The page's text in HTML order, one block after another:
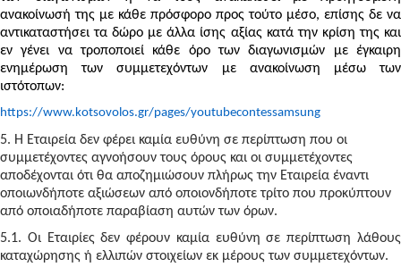
ανακοίνωσή της με κάθε πρόσφορο προς τούτο μέσο, επίσης δε να
αντικαταστήσει τα δώρο με άλλα ίσης αξίας κατά την κρίση της και
εν γένει να τροποποιεί κάθε όρο των διαγωνισμών με έγκαιρη
ενημέρωση των συμμετεχόντων με ανακοίνωση μέσω των
ιστότοπων:
https://www.kotsovolos.gr/pages/youtubecontessamsung
5. Η Εταιρεία δεν φέρει καμία ευθύνη σε περίπτωση που οι
συμμετέχοντες αγνοήσουν τους όρους και οι συμμετέχοντες
αποδέχονται ότι θα αποζημιώσουν πλήρως την Εταιρεία έναντι
οποιωνδήποτε αξιώσεων από οποιονδήποτε τρίτο που προκύπτουν
από οποιαδήποτε παραβίαση αυτών των όρων.
5.1. Οι Εταιρίες δεν φέρουν καμία ευθύνη σε περίπτωση λάθους
καταχώρησης ή ελλιπών στοιχείων εκ μέρους των συμμετεχόντων.